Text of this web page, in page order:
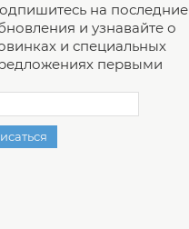
на последние
и узнавайте о
и специальных
первыми